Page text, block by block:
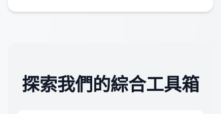
探索我們的綜合工具箱